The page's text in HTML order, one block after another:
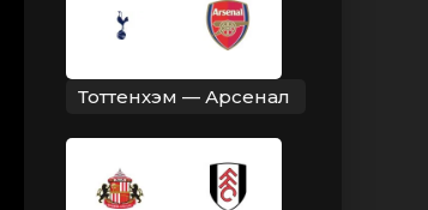
Тоттенхэм — Арсенал